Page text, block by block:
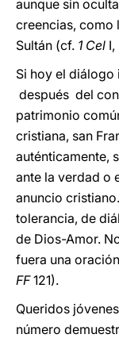
aunque sin
creencias, como
Sultán (cf. 1 Cel I,
Si hoy el
después del
patrimonio
cristiana, san
auténticamente,
ante la verdad o
anuncio
tolerancia, de
de Dios-Amor.
fuera una
FF121).
Queridos
número